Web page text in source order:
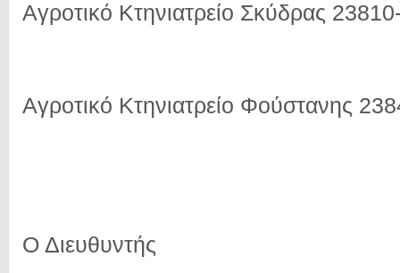
Αγροτικό Κτηνιατρείο Σκύδρας
Αγροτικό Κτηνιατρείο Φούστανης
Ο Διευθυντής